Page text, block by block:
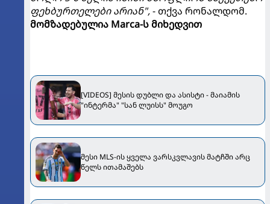
ფეხბურთელები არიან",- თქვა რონალდომ.
მომზადებულია Marca-ს მიხედვით
[VIDEOS] მესის დუბლი და ასისტი - მაიამის
"ინტერმა" "სან ლუისს" მოუგო
მესი MLS-ის ყველა ვარსკვლავის მატჩში არც
წელს ითამაშებს